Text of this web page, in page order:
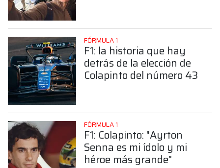
FÓRMULA 1
F1: la historia que hay
detrás de la elección de
Colapinto del número 43
FÓRMULA 1
F1: Colapinto: "Ayrton
Senna es mi ídolo y mi
héroe más grande"